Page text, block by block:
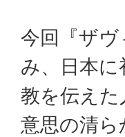
今回『ザ
み、日本に
教を伝え
意思の清ら